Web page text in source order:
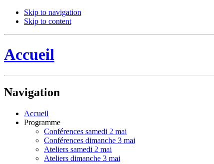
Skip to navigation
Skip to content
Accueil
Navigation
Accueil
Programme
Conférences samedi 2 mai
Conférences dimanche 3 mai
Ateliers samedi 2 mai
Ateliers dimanche 3 mai